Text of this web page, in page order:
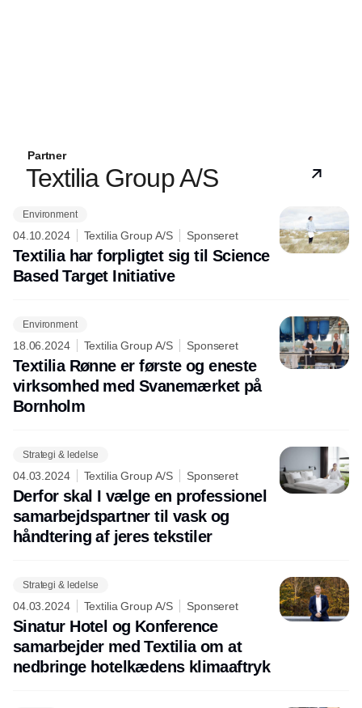
Partner
Textilia Group A/S
Environment
04.10.2024 Textilia Group A/S Sponseret
Textilia har forpligtet sig til Science
Based Target Initiative
Environment
18.06.2024 Textilia Group A/S Sponseret
Textilia Rønne er første og eneste
virksomhed med Svanemærket på
Bornholm
Strategi & ledelse
04.03.2024 Textilia Group A/S Sponseret
Derfor skal I vælge en professionel
samarbejdspartner til vask og
håndtering af jeres tekstiler
Strategi & ledelse
04.03.2024 Textilia Group A/S Sponseret
Sinatur Hotel og Konference
samarbejder med Textilia om at
nedbringe hotelkædens klimaaftryk